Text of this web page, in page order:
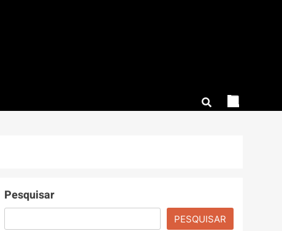
Pesquisar
PESQUISAR